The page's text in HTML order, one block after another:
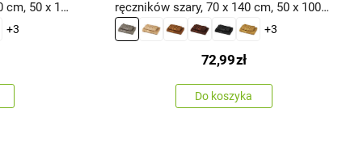
50 x 100
+3
ręczników szary, 70 x 140 cm, 50 x 100
cm
+3
72,99zł
Do koszyka